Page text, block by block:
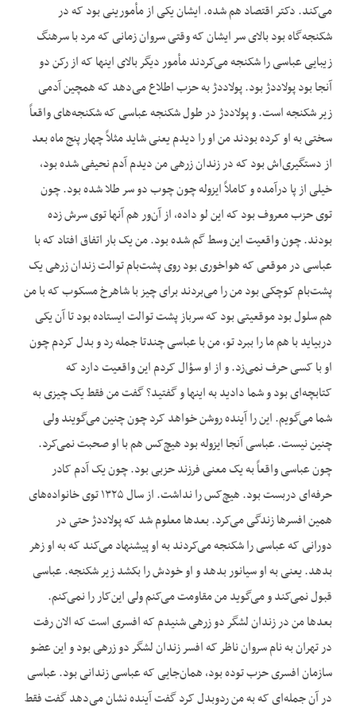
می‌کند. دکتر اقتصاد هم شده. ایشان یکی از مأمورینی بود که در
شکنجه‌گاه بود بالای سر ایشان که وقتی سروان زمانی که مرد با سرهنگ
زیبایی عباسی را شکنجه می‌کردند مأمور دیگر بالای اینها که از رکن دو
آنجا بود پولاددژ بود. پولاددژ به حزب اطلاع می‌دهد که همچین آدمی
زیر شکنجه است. و پولاددژ در طول شکنجه عباسی که شکنجه‌های واقعاً
سختی به او کرده بودند من او را دیدم یعنی شاید مثلاً چهار پنج ماه بعد
از دستگیری‌اش بود که در زندان زرهی من دیدم آدم نحیفی شده بود،
خیلی از پا درآمده و کاملاً ایزوله چون چوب دو سر طلا شده بود. چون
توی حزب معروف بود که این لو داده، از آن‌ور هم آنها توی سرش زده
بودند. چون واقعیت این وسط گم شده بود. من یک بار اتفاق افتاد که با
عباسی در موقعی که هواخوری بود روی پشت‌بام توالت زندان زرهی یک
پشت‌بام کوچکی بود من را می‌بردند برای چیز با شاهرخ مسکوب که با من
هم سلول بود موقعیتی بود که سرباز پشت توالت ایستاده بود تا آن یکی
دربیاید با هم ما را ببرد تو، من با عباسی چندتا جمله رد و بدل کردم چون
او با کسی حرف نمی‌زد. و از او سؤال کردم این واقعیت دارد که
کتابچه‌ای بود و شما دادید به اینها و گفتید؟ گفت من فقط یک چیزی به
شما می‌گویم. این را آینده روشن خواهد کرد چون چنین می‌گویند ولی
چنین نیست. عباسی آنجا ایزوله بود هیچ‌کس هم با او صحبت نمی‌کرد.
چون عباسی واقعاً به یک معنی فرزند حزبی بود. چون یک آدم کادر
حرفه‌ای دربست بود. هیچ‌کس را نداشت. از سال ۱۳۲۵ توی خانواده‌های
همین افسرها زندگی می‌کرد. بعدها معلوم شد که پولاددژ حتی در
دورانی که عباسی را شکنجه می‌کردند به او پیشنهاد می‌کند که به او زهر
بدهد. یعنی به او سیانور بدهد و او خودش را بکشد زیر شکنجه. عباسی
قبول نمی‌کند و می‌گوید من مقاومت می‌کنم ولی این‌کار را نمی‌کنم.
بعدها من در زندان لشگر دو زرهی شنیدم که افسری است که الان رفت
در تهران به نام سروان ناظر که افسر زندان لشگر دو زرهی بود و این عضو
سازمان افسری حزب توده بود، همان‌جایی که عباسی زندانی بود. عباسی
در آن جمله‌ای که به من ردوبدل کرد گفت آینده نشان می‌دهد گفت فقط